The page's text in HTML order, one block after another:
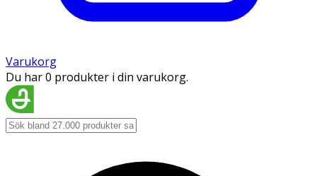
Varukorg
Du har 0 produkter i din varukorg.